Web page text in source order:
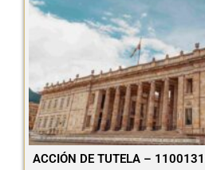
ACCIÓN DE TUTELA –